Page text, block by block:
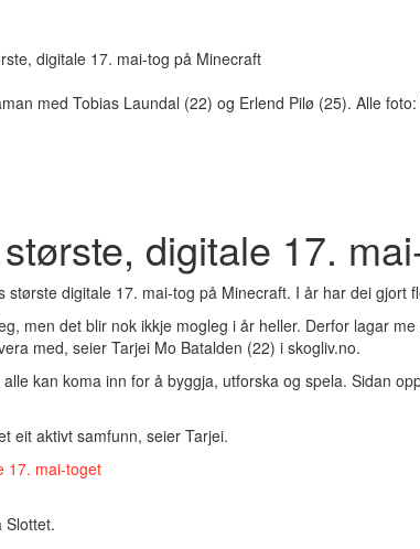
digitale 17. mai-tog på Minecraft
med Tobias Laundal (22) og Erlend Pilø (25). Alle
digitale 17.
digitale 17. mai-tog på Minecraft. I år har dei
men det blir nok ikkje mogleg i år heller. Derfor lagar
med, seier Tarjei Mo Batalden (22) i skogliv.no.
kan koma inn for å byggja, utforska og spela. Sidan
eit aktivt samfunn, seier Tarjei.
17. mai-toget
Slottet.